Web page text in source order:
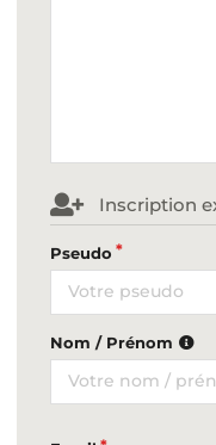
Inscription
Pseudo
Nom / Prénom